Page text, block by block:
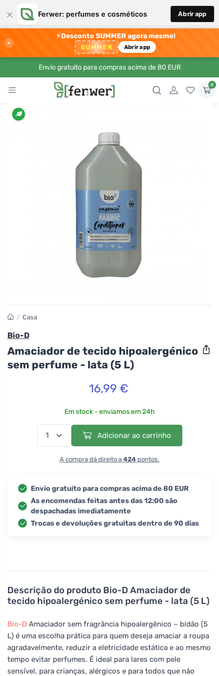
× Ferwer: perfumes e cosméticos Abrir app
×
⚡Desconto SUMMER agora mesmo!
SUMMER Abrir app
Envio gratuito para compras acima de 80 EUR
0
Descrição do produto Bio-D Amaciador de
tecido hipoalergénico sem perfume - lata (5 L)
Bio-D Amaciador sem fragrância hipoalergênico – bidão (5
L) é uma escolha prática para quem deseja amaciar a roupa
agradavelmente, reduzir a eletricidade estática e ao mesmo
tempo evitar perfumes. É ideal para lares com pele
sensível, para crianças, alérgicos e para todos que não
/ Casa
Bio-D
Amaciador de tecido hipoalergénico
sem perfume - lata (5 L)
16,99 €
Em stock - enviamos em 24h
Adicionar ao carrinho
A compra dá direito a 424 pontos.
Envio gratuito para compras acima de 80 EUR
As encomendas feitas antes das 12:00 são
despachadas imediatamente
Trocas e devoluções gratuitas dentro de 90 dias